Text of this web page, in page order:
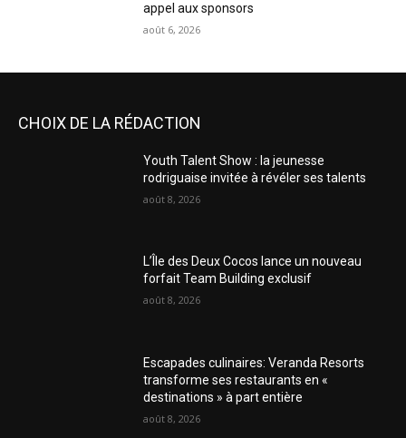
appel aux sponsors
août 6, 2026
CHOIX DE LA RÉDACTION
Youth Talent Show : la jeunesse
rodriguaise invitée à révéler ses talents
août 8, 2026
L’Île des Deux Cocos lance un nouveau
forfait Team Building exclusif
août 8, 2026
Escapades culinaires: Veranda Resorts
transforme ses restaurants en «
destinations » à part entière
août 8, 2026